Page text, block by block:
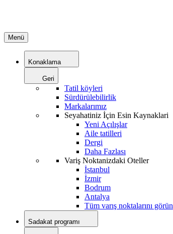
Menü
Konaklama
Geri
Tatil köyleri
Sürdürülebilirlik
Markalarımız
Seyahatiniz İçin Esin Kaynaklari
Yeni Açılışlar
Aile tatilleri
Dergi
Daha Fazlası
Variş Noktanizdaki Oteller
İstanbul
İzmir
Bodrum
Antalya
Tüm varış noktalarını görün
Sadakat programı